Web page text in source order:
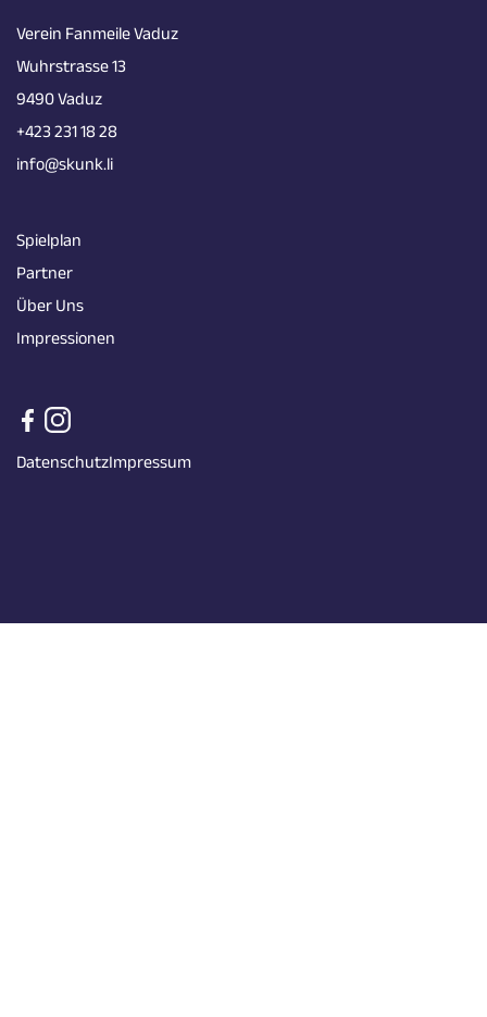
Verein Fanmeile Vaduz
Wuhrstrasse 13
9490 Vaduz
+423 231 18 28
info@skunk.li
Spielplan
Partner
Über Uns
Impressionen
DatenschutzImpressum